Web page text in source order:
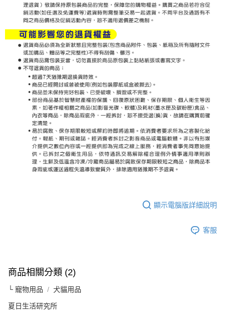
顯示電腦版詳細說明
客服
商品相關分類 (2)
└ 寵物用品 犬貓用品
夏日生活研究所